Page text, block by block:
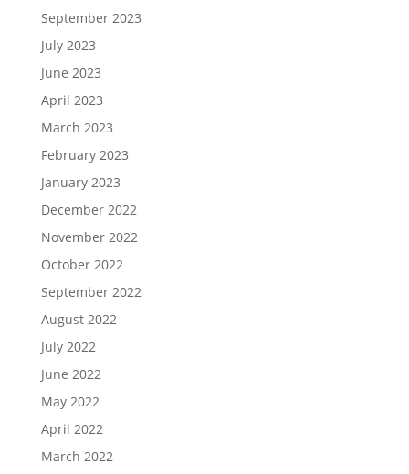
September 2023
July 2023
June 2023
April 2023
March 2023
February 2023
January 2023
December 2022
November 2022
October 2022
September 2022
August 2022
July 2022
June 2022
May 2022
April 2022
March 2022